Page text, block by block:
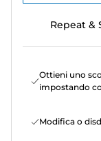
Repeat &
Ottieni uno
impostando
Modifica o